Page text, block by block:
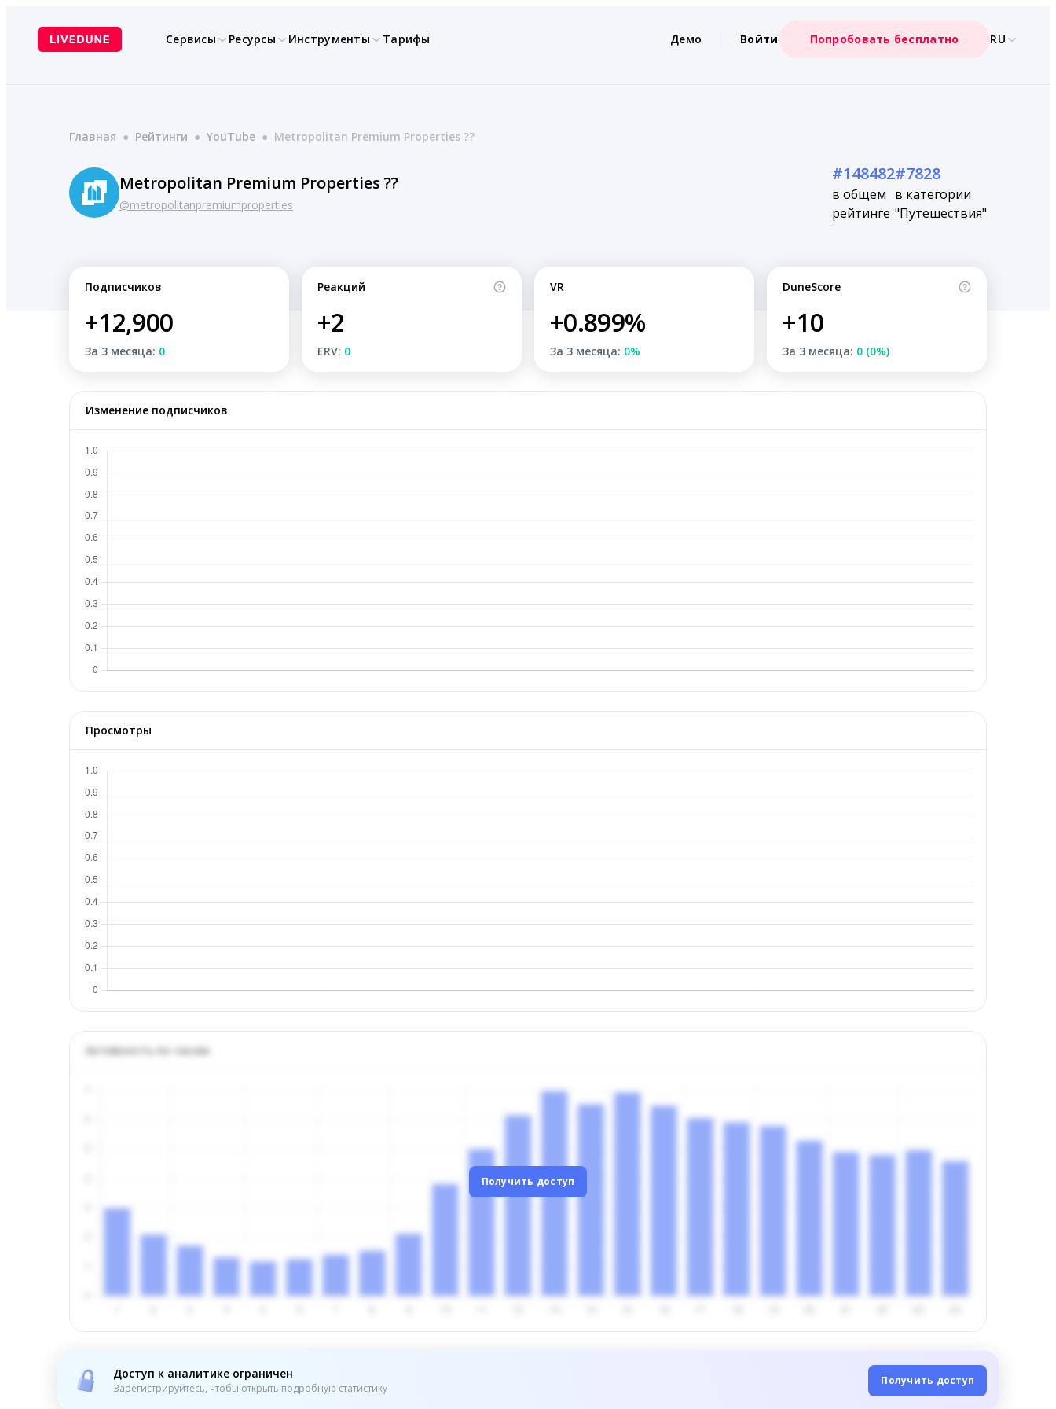
содержимому
Сервисы Ресурсы Инструменты Тарифы Демо Войти Попробовать бесплатно RU
Главная ● Рейтинги ● YouTube ● Metropolitan Premium Properties ??
Metropolitan Premium Properties ??
@metropolitanpremiumproperties
#148482
в общем
рейтинге
#7828
в категории
"Путешествия"
Подписчиков
+12,900
За 3 месяца: 0
Реакций
+2
ERV: 0
VR
+0.899%
За 3 месяца: 0%
DuneScore
+10
За 3 месяца: 0 (0%)
Изменение подписчиков
Просмотры
Активность по часам
Получить доступ
Доступ к аналитике ограничен
Зарегистрируйтесь, чтобы открыть подробную статистику
Получить доступ